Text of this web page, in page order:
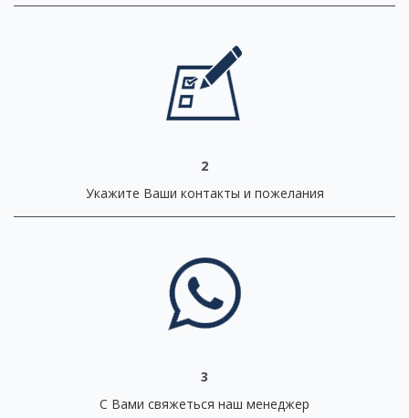
2
Укажите Ваши контакты и пожелания
3
С Вами свяжеться наш менеджер